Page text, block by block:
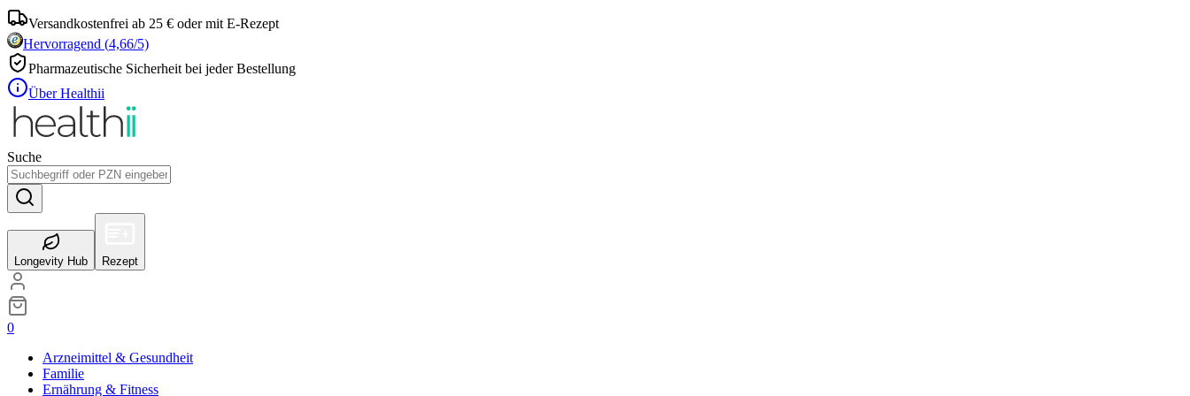
Versandkostenfrei ab 25 € oder mit E-Rezept
Hervorragend (4,66/5)
Pharmazeutische Sicherheit bei jeder Bestellung
Über Healthii
Suche
Longevity Hub Rezept
0
Arzneimittel & Gesundheit
Familie
Ernährung & Fitness